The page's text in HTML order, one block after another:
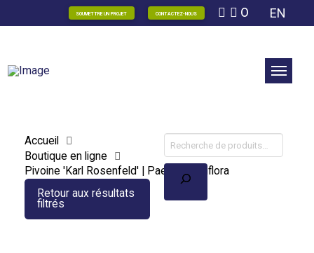
SOUMETTRE UN PROJET CONTACTEZ-NOUS 0 EN
Accueil
Boutique en ligne
Pivoine 'Karl Rosenfeld' | Paeonia lactiflora
Retour aux résultats
filtrés
Recherche